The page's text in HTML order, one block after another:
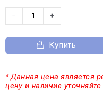
− +
Купить
* Данная цена является
цену и наличие уточняйте